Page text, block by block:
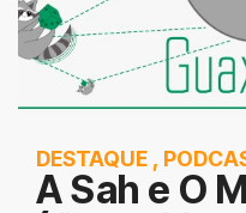
DESTAQUE ,
A Sah e O